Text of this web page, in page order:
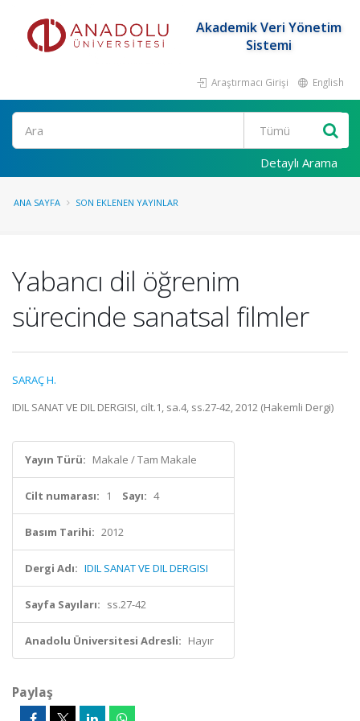
Akademik Veri Yönetim
Sistemi
Araştırmacı Girişi English
Ara
Detaylı Arama
ANA SAYFA SON EKLENEN YAYINLAR
Yabancı dil öğrenim
sürecinde sanatsal filmler
SARAÇ H.
IDIL SANAT VE DIL DERGISI, cilt.1, sa.4, ss.27-42, 2012 (Hakemli Dergi)
Yayın Türü: Makale / Tam Makale
Cilt numarası: 1 Sayı: 4
Basım Tarihi: 2012
Dergi Adı: IDIL SANAT VE DIL DERGISI
Sayfa Sayıları: ss.27-42
Anadolu Üniversitesi Adresli: Hayır
Paylaş